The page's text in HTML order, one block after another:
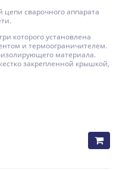
сварочного аппарата
которого установлена
и термоограничителем.
материала.
закрепленной крышкой,